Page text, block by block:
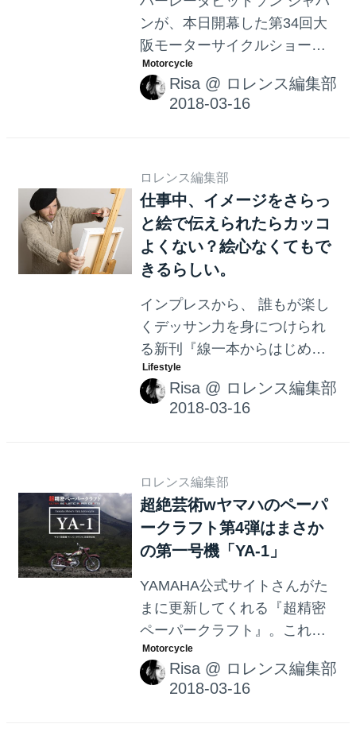
ンが、本日開幕した第34回大
阪モーターサイクルショー内
の自社ブースにて、ハーレー
ダビッドソン正規ディーラー
のNo.1カスタムビルダーを一
結果を発表。
Risa @ ロレンス編集部
ロレンス編集部
仕事中、イメージをさらっ
と絵で伝えられたらカッコ
よくない？絵心なくてもで
きるらしい。
インプレスから、 誰もが楽し
くデッサン力を身につけられ
る新刊『線一本からはじめる
伝わる絵の描き方 ロジカルデ
ッサンの技法』が2018年3月
16日（金）に発売。みなさ
ば・・・・もしかしたらモテ
るかもしれないッ・・・！
Risa @ ロレンス編集部
ロレンス編集部
超絶芸術wヤマハのペーパ
ークラフト第4弾はまさか
の第一号機「YA-1」
YAMAHA公式サイトさんがた
まに更新してくれる『超精密
ペーパークラフト』。これが
本気でスゴイんです。クオリ
ティ高すぎてアートの領域。
今回はヤマハ発動機第一号機
Risa @ ロレンス編集部